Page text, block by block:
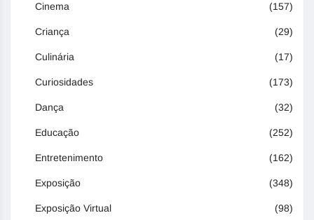
Cinema (157)
Criança (29)
Culinária (17)
Curiosidades (173)
Dança (32)
Educação (252)
Entretenimento (162)
Exposição (348)
Exposição Virtual (98)